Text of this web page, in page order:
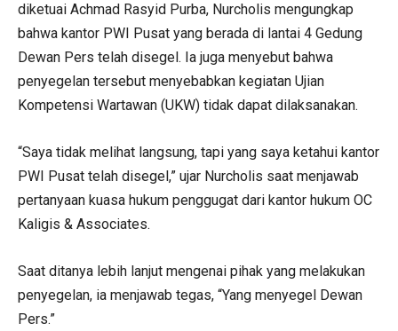
diketuai Achmad Rasyid Purba, Nurcholis mengungkap
bahwa kantor PWI Pusat yang berada di lantai 4 Gedung
Dewan Pers telah disegel. Ia juga menyebut bahwa
penyegelan tersebut menyebabkan kegiatan Ujian
Kompetensi Wartawan (UKW) tidak dapat dilaksanakan.
“Saya tidak melihat langsung, tapi yang saya ketahui kantor
PWI Pusat telah disegel,” ujar Nurcholis saat menjawab
pertanyaan kuasa hukum penggugat dari kantor hukum OC
Kaligis & Associates.
Saat ditanya lebih lanjut mengenai pihak yang melakukan
penyegelan, ia menjawab tegas, “Yang menyegel Dewan
Pers.”